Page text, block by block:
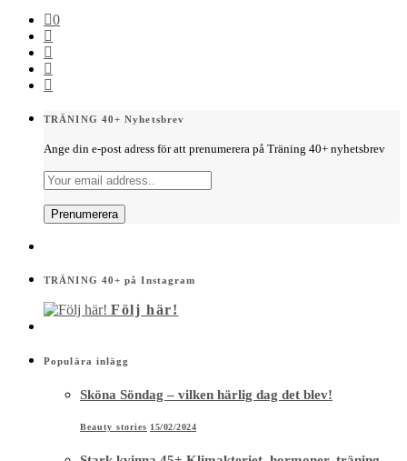
0
TRÄNING 40+ Nyhetsbrev
Ange din e-post adress för att prenumerera på Träning 40+ nyhetsbrev
TRÄNING 40+ på Instagram
Följ här!
Populära inlägg
Sköna Söndag – vilken härlig dag det blev!
Beauty stories 15/02/2024